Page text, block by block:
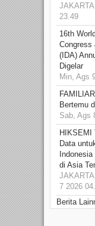
23.49
16th
Congress
(IDA)
Digelar
Min, Ags
Bertemu
Sab, Ags
HIKSEMI
Data
Indonesia
di Asia
7 2026
Berita